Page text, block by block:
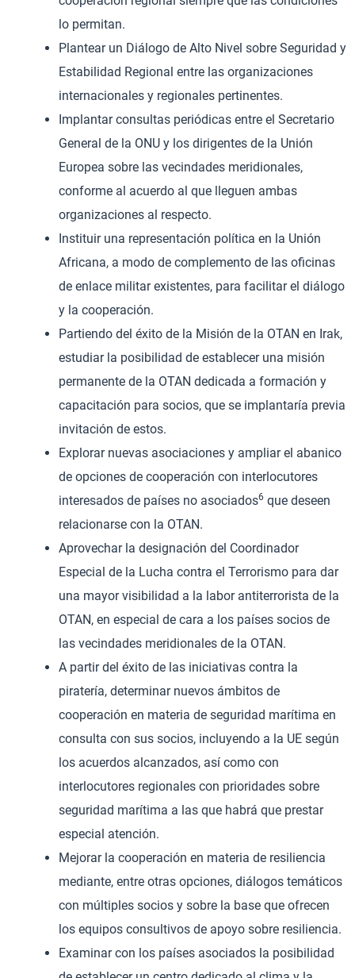
lo permitan.
Plantear un Diálogo de Alto Nivel sobre Seguridad y
Estabilidad Regional entre las organizaciones
internacionales y regionales pertinentes.
Implantar consultas periódicas entre el Secretario
General de la ONU y los dirigentes de la Unión
Europea sobre las vecindades meridionales,
conforme al acuerdo al que lleguen ambas
organizaciones al respecto.
Instituir una representación política en la Unión
Africana, a modo de complemento de las oficinas
de enlace militar existentes, para facilitar el diálogo
y la cooperación.
Partiendo del éxito de la Misión de la OTAN en Irak,
estudiar la posibilidad de establecer una misión
permanente de la OTAN dedicada a formación y
capacitación para socios, que se implantaría previa
invitación de estos.
Explorar nuevas asociaciones y ampliar el abanico
de opciones de cooperación con interlocutores
interesados de países no asociados6 que deseen
relacionarse con la OTAN.
Aprovechar la designación del Coordinador
Especial de la Lucha contra el Terrorismo para dar
una mayor visibilidad a la labor antiterrorista de la
OTAN, en especial de cara a los países socios de
las vecindades meridionales de la OTAN.
A partir del éxito de las iniciativas contra la
piratería, determinar nuevos ámbitos de
cooperación en materia de seguridad marítima en
consulta con sus socios, incluyendo a la UE según
los acuerdos alcanzados, así como con
interlocutores regionales con prioridades sobre
seguridad marítima a las que habrá que prestar
especial atención.
Mejorar la cooperación en materia de resiliencia
mediante, entre otras opciones, diálogos temáticos
con múltiples socios y sobre la base que ofrecen
los equipos consultivos de apoyo sobre resiliencia.
Examinar con los países asociados la posibilidad